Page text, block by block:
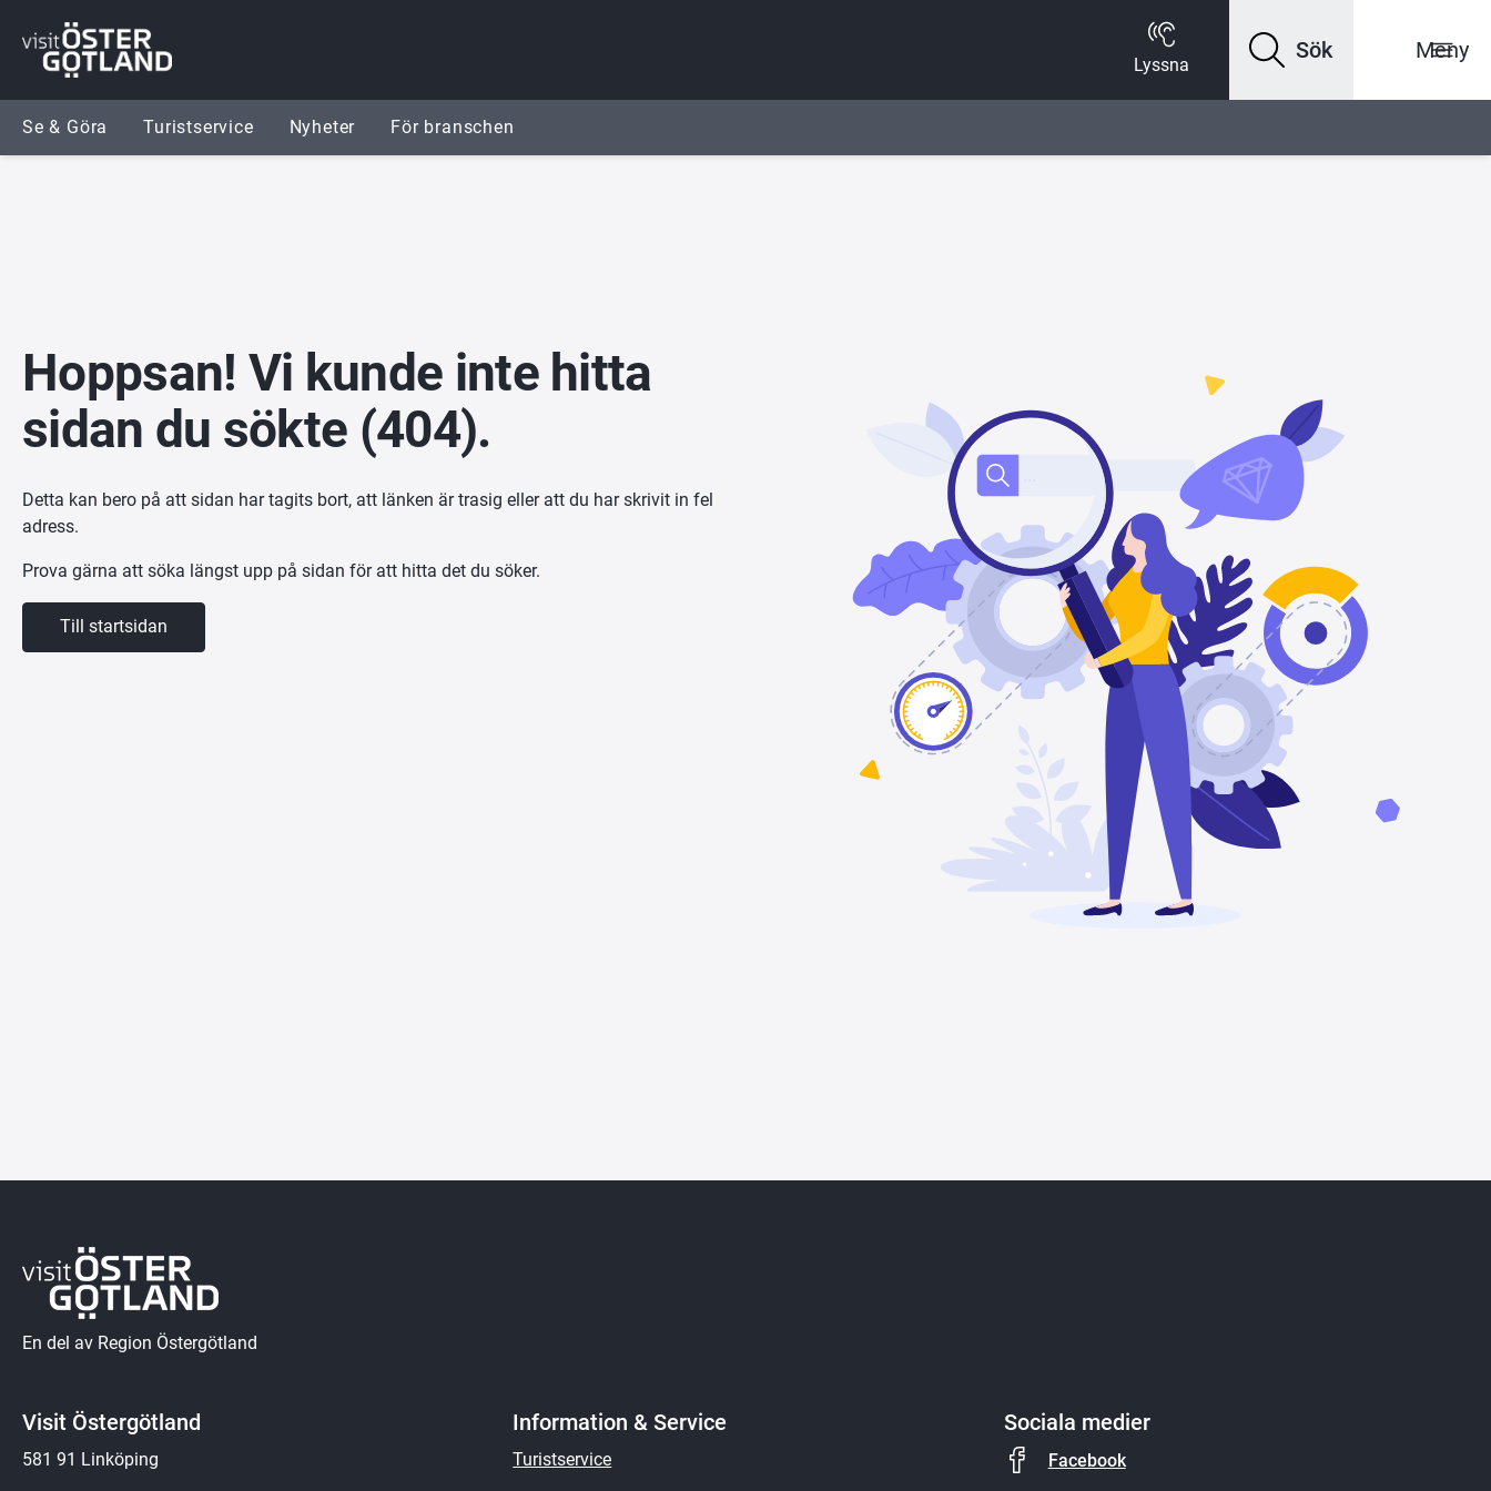
Gå till innehåll
Gå till meny
Gå till sidfot
Lyssna
Sök Meny
Se & Göra Turistservice Nyheter För branschen
Hoppsan! Vi kunde inte hitta
sidan du sökte (404).
Detta kan bero på att sidan har tagits bort, att länken är trasig eller att du har skrivit in fel
adress.
Prova gärna att söka längst upp på sidan för att hitta det du söker.
Till startsidan
En del av Region Östergötland
Visit Östergötland
581 91 Linköping
Information & Service
Turistservice
Sociala medier
Facebook